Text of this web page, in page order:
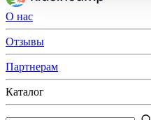
О нас
Отзывы
Партнерам
Каталог